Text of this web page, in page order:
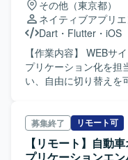
その他（東京都）
ネイティブアプリ
Dart ・ Flutter ・ iOS
【作業内容】 WEBサイトで行なっている発注システムのア
プリケーション化を担
い、自由に切り替えを
に向けた対応を行いま
の実装も行います。
募集終了 リモート可
【リモート】自動